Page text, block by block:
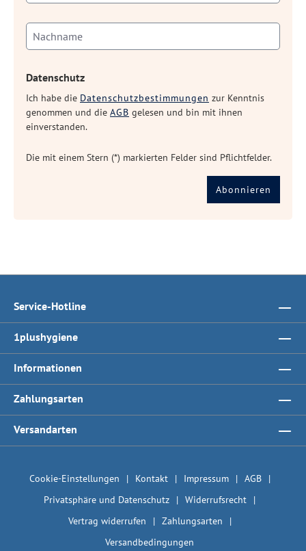
Datenschutz
Ich habe die Datenschutzbestimmungen zur Kenntnis
genommen und die AGB gelesen und bin mit ihnen
einverstanden.
Die mit einem Stern (*) markierten Felder sind Pflichtfelder.
Abonnieren
Service-Hotline
1plushygiene
Informationen
Zahlungsarten
Versandarten
Cookie-Einstellungen Kontakt Impressum
AGB
Privatsphäre und Datenschutz
Widerrufsrecht
Vertrag widerrufen
Zahlungsarten
Versandbedingungen